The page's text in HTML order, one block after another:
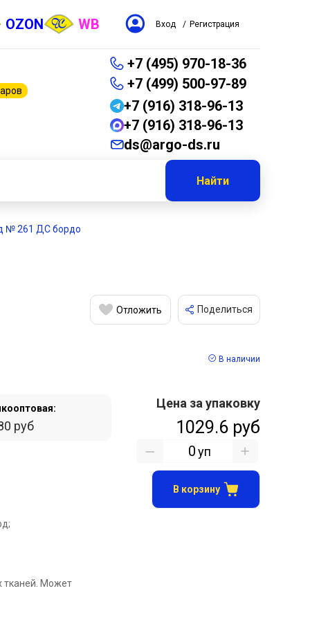
OZON WB Вход / Регистрация
+7 (495) 970-18-36
+7 (499) 500-97-89
+7 (916) 318-96-13
+7 (916) 318-96-13
ds@argo-ds.ru
Найти
№ 261 ДС бордо
Отложить Поделиться
В наличии
руб
тканей. Может
Цена за упаковку
1029.6 руб
уп
В корзину